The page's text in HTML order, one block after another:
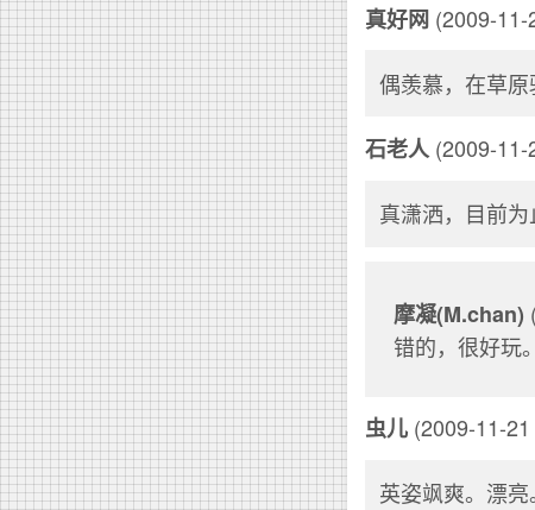
真好网 (2009-
偶羡慕，在草原
石老人 (2009-
真潇洒，目前
摩凝(M.chan)
错的，很好玩。
虫儿 (2009-11-
英姿飒爽。漂亮